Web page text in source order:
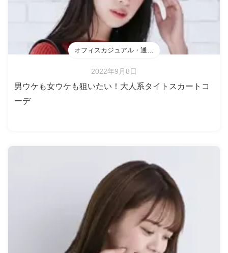
オフィスカジュアル・通勤・会食
2022年9月8日
男ウケも女ウケも狙いたい！大人系タイトスカートコ
ーデ